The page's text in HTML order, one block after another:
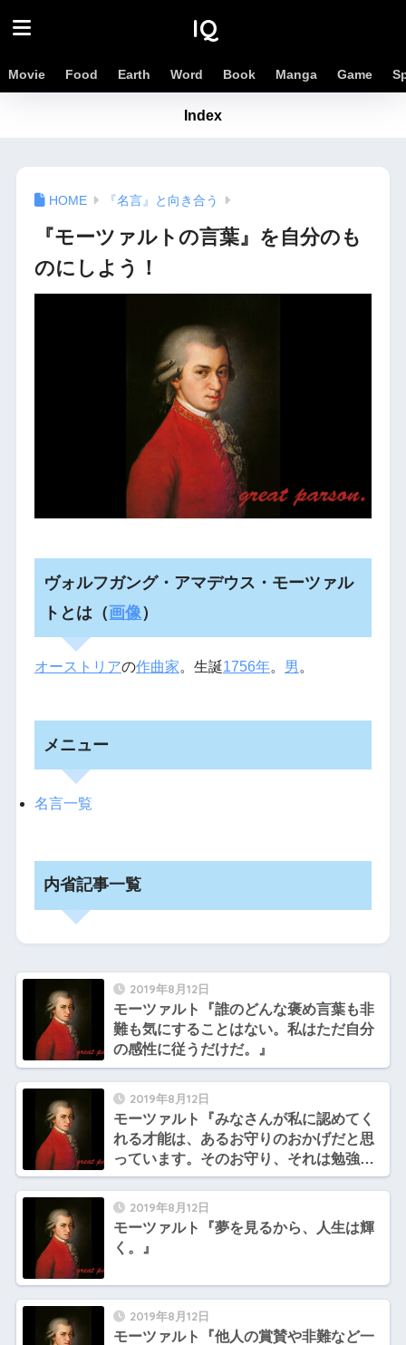
IQ
Movie Food Earth Word Book Manga Game
Index
『名言』と向き合う
『モーツァルトの言葉』を自分のも
のにしよう！
ヴォルフガング・アマデウス・モーツァル
トとは（画像）
オーストリアの作曲家。生誕1756年。 男 。
メニュー
名言一覧
内省記事一覧
2019年8月12日
モーツァルト『誰のどんな褒め言葉も非
難も気にすることはない。私はただ自分
の感性に従うだけだ。』
2019年8月12日
モーツァルト『みなさんが私に認めてく
れる才能は、あるお守りのおかげだと思
っています。そのお守り、それは勉強で
す。』
2019年8月12日
モーツァルト『夢を見るから、人生は輝
く。』
2019年8月12日
モーツァルト『他人の賞賛や非難など一